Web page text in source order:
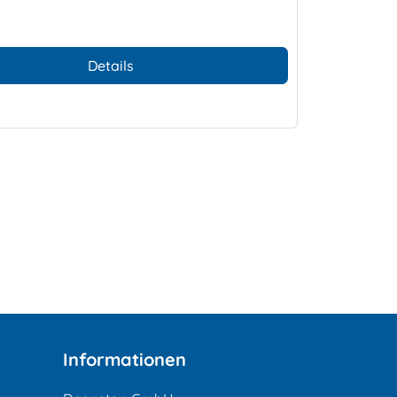
Details
Informationen